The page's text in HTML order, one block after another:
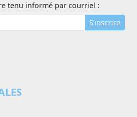
tenu informé par courriel :
S’inscrire